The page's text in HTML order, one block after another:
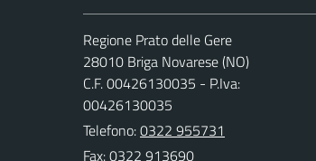
Regione Prato delle Gere
28010 Briga Novarese (NO)
C.F. 00426130035 - P.Iva:
00426130035
Telefono:0322 955731
Fax: 0322 913690